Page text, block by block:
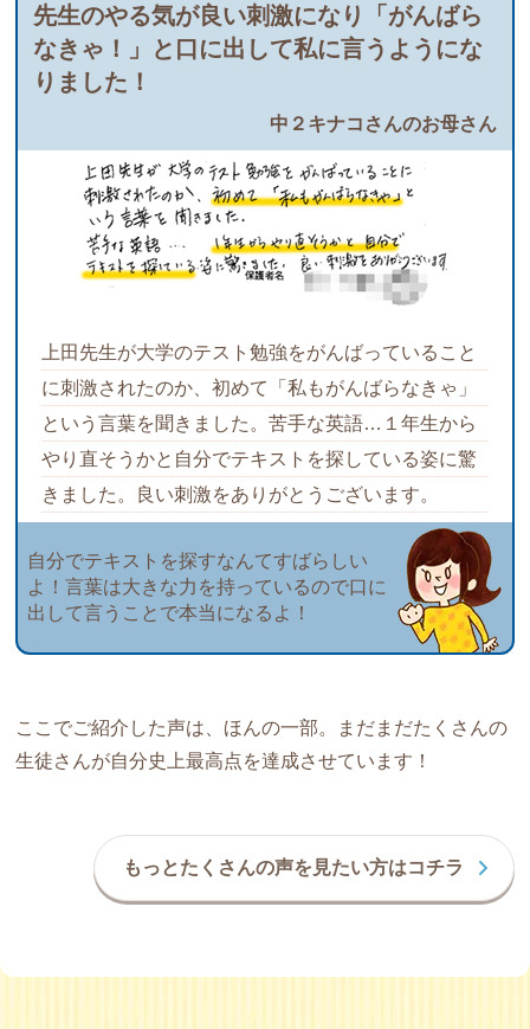
先生のやる気が良い刺激になり「がんばら
なきゃ！」と口に出して私に言うようにな
りました！
中２キナコさんのお母さん
上田先生が大学のテスト勉強をがんばっていること
に刺激されたのか、初めて「私もがんばらなきゃ」
という言葉を聞きました。苦手な英語…１年生から
やり直そうかと自分でテキストを探している姿に驚
きました。良い刺激をありがとうございます。
自分でテキストを探すなんてすばらしい
よ！言葉は大きな力を持っているので口に
出して言うことで本当になるよ！
ここでご紹介した声は、ほんの一部。まだまだたくさんの
生徒さんが自分史上最高点を達成させています！
もっとたくさんの声を見たい方はコチラ